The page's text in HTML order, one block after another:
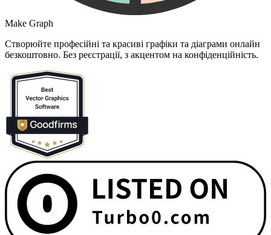
Make Graph
Створюйте професійні та красиві графіки та діаграми онлайн
безкоштовно. Без реєстрації, з акцентом на конфіденційність.